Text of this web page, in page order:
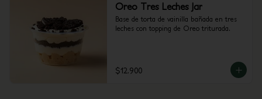
Oreo Tres Leches Jar
Base de torta de vainilla bañada en tres
leches con topping de Oreo triturada.
$12.900